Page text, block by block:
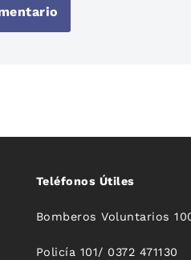
Teléfonos Útiles
Bomberos Voluntarios
Policía 101/ 0372 471130